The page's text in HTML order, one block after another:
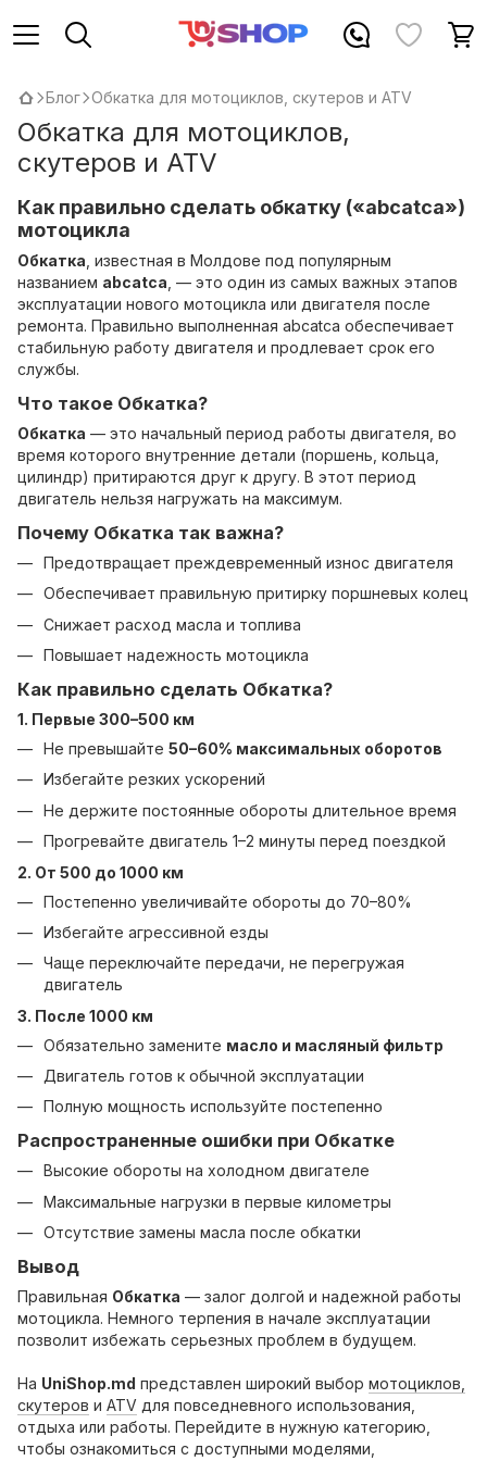
Блог Обкатка для мотоциклов, скутеров и ATV
Обкатка для мотоциклов,
скутеров и ATV
Как правильно сделать обкатку («abcatca»)
мотоцикла
Обкатка , известная в Молдове под популярным
названием abcatca , — это один из самых важных этапов
эксплуатации нового мотоцикла или двигателя после
ремонта. Правильно выполненная abcatca обеспечивает
стабильную работу двигателя и продлевает срок его
службы.
Что такое Обкатка?
Обкатка — это начальный период работы двигателя, во
время которого внутренние детали (поршень, кольца,
цилиндр) притираются друг к другу. В этот период
двигатель нельзя нагружать на максимум.
Почему Обкатка так важна?
Предотвращает преждевременный износ двигателя
Обеспечивает правильную притирку поршневых колец
Снижает расход масла и топлива
Повышает надежность мотоцикла
Как правильно сделать Обкатка?
1. Первые 300–500 км
Не превышайте 50–60% максимальных оборотов
Избегайте резких ускорений
Не держите постоянные обороты длительное время
Прогревайте двигатель 1–2 минуты перед поездкой
2. От 500 до 1000 км
Постепенно увеличивайте обороты до 70–80%
Избегайте агрессивной езды
Чаще переключайте передачи, не перегружая
двигатель
3. После 1000 км
Обязательно замените масло и масляный фильтр
Двигатель готов к обычной эксплуатации
Полную мощность используйте постепенно
Распространенные ошибки при Обкатке
Высокие обороты на холодном двигателе
Максимальные нагрузки в первые километры
Отсутствие замены масла после обкатки
Вывод
Правильная Обкатка — залог долгой и надежной работы
мотоцикла. Немного терпения в начале эксплуатации
позволит избежать серьезных проблем в будущем.
На UniShop.md представлен широкий выбор мотоциклов,
скутеров и ATV для повседневного использования,
отдыха или работы. Перейдите в нужную категорию,
чтобы ознакомиться с доступными моделями,